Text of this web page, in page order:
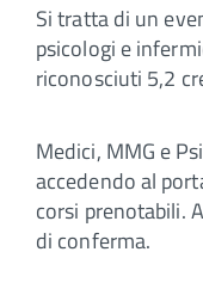
Si tratta di un
psicologi e
riconosciuti 5,2
Medici, MMG e
accedendo al
corsi prenotabili.
di conferma.